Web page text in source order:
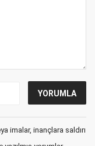
imalar, inançlara saldırı